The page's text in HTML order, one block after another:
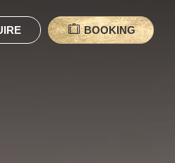
BOOKING